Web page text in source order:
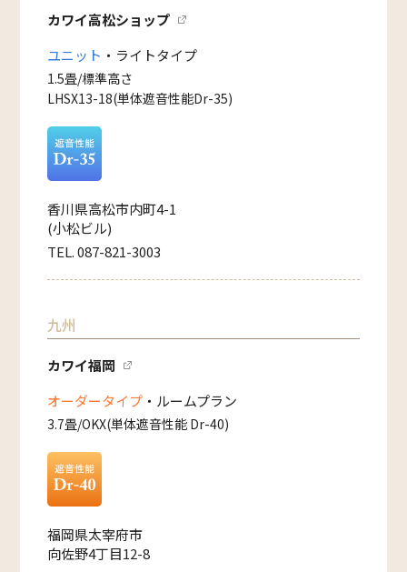
カワイ高松ショップ
ユニット ・ライトタイプ
1.5畳/標準高さ
LHSX13-18(単体遮音性能Dr-35)
香川県高松市内町4-1
(小松ビル)
TEL. 087-821-3003
九州
カワイ福岡
オーダータイプ ・ルームプラン
3.7畳/OKX(単体遮音性能 Dr-40)
福岡県太宰府市
向佐野4丁目12-8